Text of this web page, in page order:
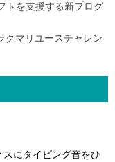
トを支援する新プログ
クマリユースチャレン
にタイピング音をひ